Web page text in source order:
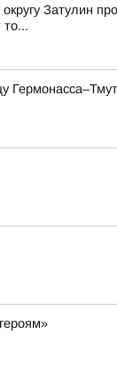
Затулин